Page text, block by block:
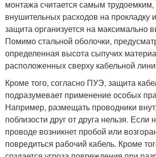
монтажа считается самым трудоемким,
внушительных расходов на прокладку
защита организуется на максимально
Помимо стальной оболочки,
определенная высота сыпучих
расположенных сверху кабельной
Кроме того, согласно ПУЭ, защита
подразумевает применение особых
Например, размещать проводники
поблизости друг от друга нельзя. Если
проводе возникнет пробой или
повредиться рабочий кабель. Кроме